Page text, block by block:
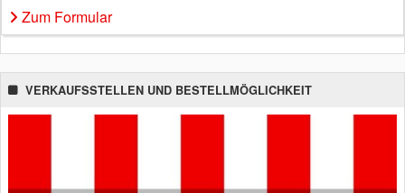
Zum Formular
VERKAUFSSTELLEN UND BESTELLMÖGLICHKEIT